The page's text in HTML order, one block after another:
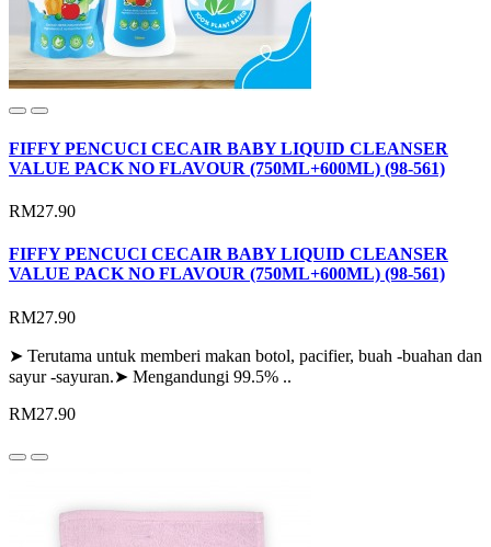
FIFFY PENCUCI CECAIR BABY LIQUID CLEANSER
VALUE PACK NO FLAVOUR (750ML+600ML) (98-561)
RM27.90
FIFFY PENCUCI CECAIR BABY LIQUID CLEANSER
VALUE PACK NO FLAVOUR (750ML+600ML) (98-561)
RM27.90
➤ Terutama untuk memberi makan botol, pacifier, buah -buahan dan
sayur -sayuran.➤ Mengandungi 99.5% ..
RM27.90